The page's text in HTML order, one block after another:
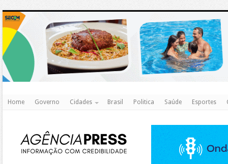
Home Governo Cidades Brasil Politica Saúde Esportes